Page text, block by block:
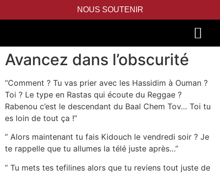
NOUS SOUTENIR
Avancez dans l’obscurité
“Comment ? Tu vas prier avec les Hassidim à Ouman ?
Toi ? Le type en Rastas qui écoute du Reggae ?
Rabenou c’est le descendant du Baal Chem Tov… Toi tu
es loin de tout ça !”
” Alors maintenant tu fais Kidouch le vendredi soir ? Je
te rappelle que tu allumes la télé juste après…”
” Tu mets tes tefilines alors que tu reviens tout juste de